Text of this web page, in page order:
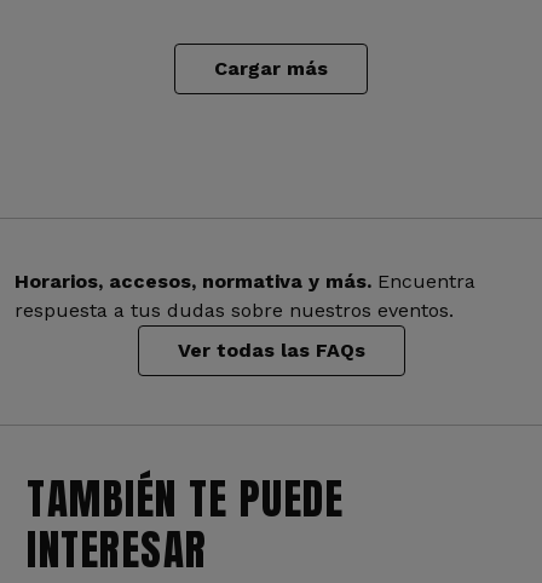
Cargar más
Horarios, accesos, normativa y más. Encuentra
respuesta a tus dudas sobre nuestros eventos.
Ver todas las FAQs
TAMBIÉN TE PUEDE
INTERESAR